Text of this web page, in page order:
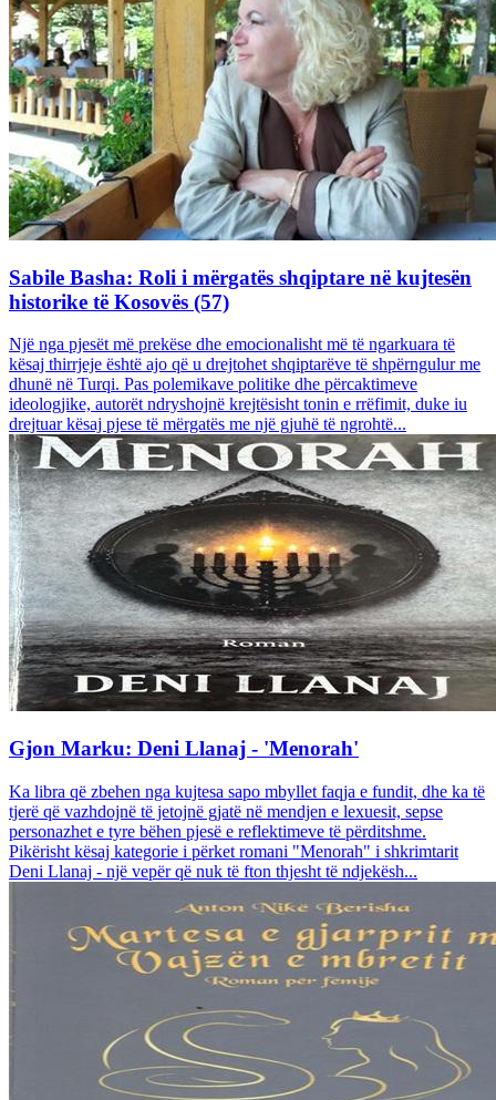
Sabile Basha: Roli i mërgatës shqiptare në kujtesën
historike të Kosovës (57)
Një nga pjesët më prekëse dhe emocionalisht më të ngarkuara të
kësaj thirrjeje është ajo që u drejtohet shqiptarëve të shpërngulur me
dhunë në Turqi. Pas polemikave politike dhe përcaktimeve
ideologjike, autorët ndryshojnë krejtësisht tonin e rrëfimit, duke iu
drejtuar kësaj pjese të mërgatës me një gjuhë të ngrohtë...
Gjon Marku: Deni Llanaj - 'Menorah'
Ka libra që zbehen nga kujtesa sapo mbyllet faqja e fundit, dhe ka të
tjerë që vazhdojnë të jetojnë gjatë në mendjen e lexuesit, sepse
personazhet e tyre bëhen pjesë e reflektimeve të përditshme.
Pikërisht kësaj kategorie i përket romani "Menorah" i shkrimtarit
Deni Llanaj - një vepër që nuk të fton thjesht të ndjekësh...